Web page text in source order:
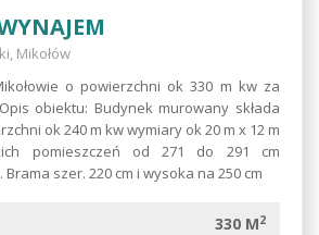
Mikołów
o powierzchni ok 330 m kw za
obiektu: Budynek murowany składa
ok 240 m kw wymiary ok 20 m x 12 m
pomieszczeń od 271 do 291 cm
szer. 220 cm i wysoka na 250 cm
330 M2